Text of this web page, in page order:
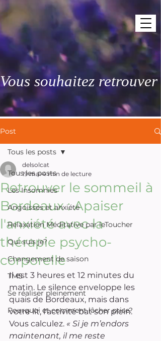
Vous souhaitez
Post
Tous les posts
Les Insomnies
Angoisses et anxiété
Relaxation Méditative par leToucher
Qui suis je?
Changement de saison
TMS
Se réaliser pleinement
Pourquoi et comment lâcher prise?
Tous les posts
Retrouver le sommeil à
Bordeaux : Apaiser
l'anxiété avec la
thérapie psycho-
corporelle
delsolcat
19 mai 4 min de lecture
Il est 3 heures et 12 minutes du
matin. Le silence enveloppe les
quais de Bordeaux, mais dans
votre lit, l'activité bat son plein.
Vous calculez. « Si je m’endors
maintenant, il me reste